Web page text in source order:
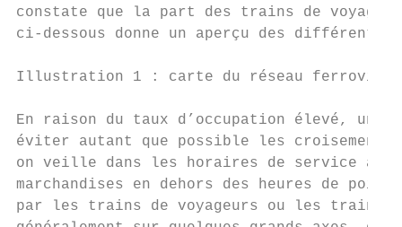
constate que la part des trains de
ci-dessous donne un aperçu des
Illustration 1 : carte du réseau
En raison du taux d’occupation élevé,
éviter autant que possible les
on veille dans les horaires de service à
marchandises en dehors des heures de
par les trains de voyageurs ou les trains